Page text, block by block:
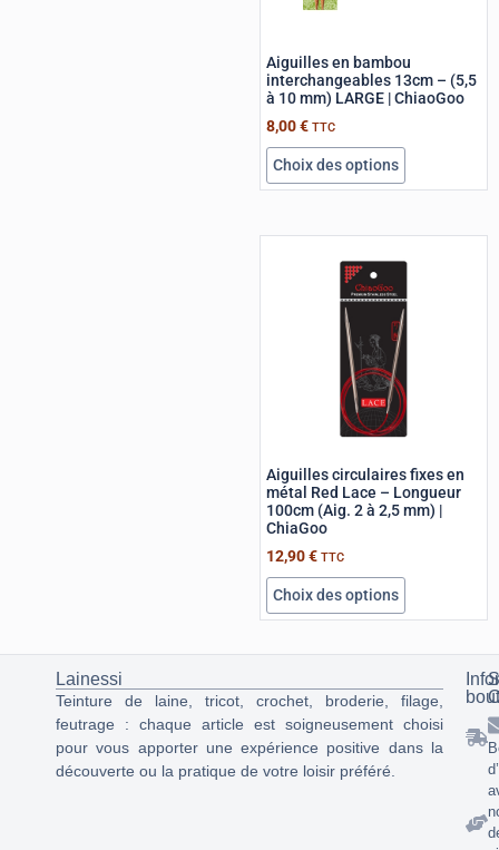
Aiguilles en bambou
interchangeables 13cm – (5,5
à 10 mm) LARGE | ChiaoGoo
8,00€ TTC
Choix des options
Aiguilles circulaires fixes en
métal Red Lace – Longueur
100cm (Aig. 2 à 2,5 mm) |
ChiaGoo
12,90€ TTC
Choix des options
Lainessi
Teinture de laine, tricot, crochet, broderie, filage,
feutrage : chaque article est soigneusement choisi
pour vous apporter une expérience positive dans la
découverte ou la pratique de votre loisir préféré.